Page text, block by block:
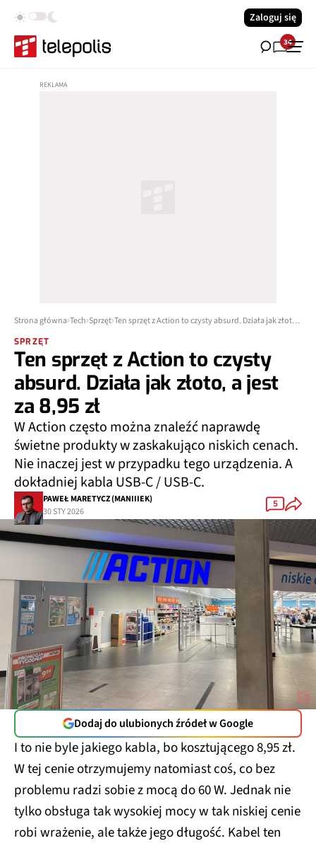
Zaloguj się
34
Strona główna Tech Sprzęt Ten sprzęt z Action to czysty absurd. Działa jak złoto, a jest za 8,95 zł
SPRZĘT
Ten sprzęt z Action to czysty
absurd. Działa jak złoto, a jest
za 8,95 zł
W Action często można znaleźć naprawdę
świetne produkty w zaskakująco niskich cenach.
Nie inaczej jest w przypadku tego urządzenia. A
dokładniej kabla USB-C / USB-C.
PAWEŁ MARETYCZ (MANIIIEK)
30 STY 2026
5
Dodaj do ulubionych źródeł w Google
I to nie byle jakiego kabla, bo kosztującego 8,95 zł.
W tej cenie otrzymujemy natomiast coś, co bez
problemu radzi sobie z mocą do 60 W. Jednak nie
tylko obsługa tak wysokiej mocy w tak niskiej cenie
robi wrażenie, ale także jego długość. Kabel ten